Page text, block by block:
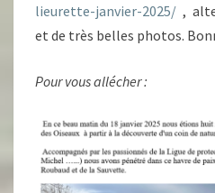
lieurette-janvier-2025/ ,
et de très belles photos.
Pour vous allécher :